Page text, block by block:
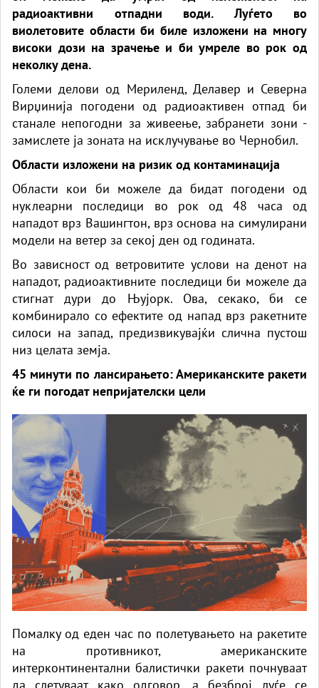
радиоактивни отпадни води. Луѓето во
виолетовите области би биле изложени на многу
високи дози на зрачење и би умреле во рок од
неколку дена.
Големи делови од Мериленд, Делавер и Северна
Вирџинија погодени од радиоактивен отпад би
станале непогодни за живеење, забранети зони -
замислете ја зоната на исклучување во Чернобил.
Области изложени на ризик од контаминација
Области кои би можеле да бидат погодени од
нуклеарни последици во рок од 48 часа од
нападот врз Вашингтон, врз основа на симулирани
модели на ветер за секој ден од годината.
Во зависност од ветровитите услови на денот на
нападот, радиоактивните последици би можеле да
стигнат дури до Њујорк. Ова, секако, би се
комбинирало со ефектите од напад врз ракетните
силоси на запад, предизвикувајќи слична пустош
низ целата земја.
45 минути по лансирањето: Американските ракети
ќе ги погодат непријателски цели
Помалку од еден час по полетувањето на ракетите
на противникот, американските
интерконтинентални балистички ракети почнуваат